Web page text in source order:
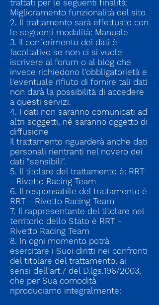
trattati per le seguenti finalità:
Miglioramento funzionalità del sito
2. Il trattamento sarà effettuato con
le seguenti modalità: Manuale
3. Il conferimento dei dati è
facoltativo se non ci si vuole
iscrivere al forum o al blog che
invece richiedono l'obbligatorietà e
l'eventuale rifiuto di fornire tali dati
non darà la possibilità di accedere
a questi servizi.
4. I dati non saranno comunicati ad
altri soggetti, né saranno oggetto di
diffusione
Il trattamento riguarderà anche dati
personali rientranti nel novero dei
dati "sensibili".
5. Il titolare del trattamento è: RRT
- Rivetto Racing Team
6. Il responsabile del trattamento è
RRT - Rivetto Racing Team
7. Il rappresentante del titolare nel
territorio dello Stato è RRT -
Rivetto Racing Team
8. In ogni momento potrà
esercitare i Suoi diritti nei confronti
del titolare del trattamento, ai
sensi dell'art.7 del D.lgs.196/2003,
che per Sua comodità
riproduciamo integralmente: